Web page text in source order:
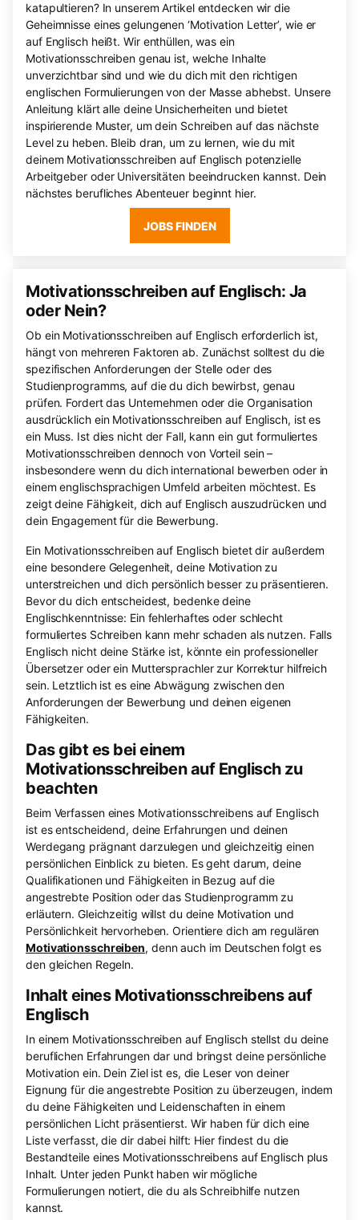
katapultieren? In unserem Artikel entdecken wir die
Geheimnisse eines gelungenen ‘Motivation Letter’, wie er
auf Englisch heißt. Wir enthüllen, was ein
Motivationsschreiben genau ist, welche Inhalte
unverzichtbar sind und wie du dich mit den richtigen
englischen Formulierungen von der Masse abhebst. Unsere
Anleitung klärt alle deine Unsicherheiten und bietet
inspirierende Muster, um dein Schreiben auf das nächste
Level zu heben. Bleib dran, um zu lernen, wie du mit
deinem Motivationsschreiben auf Englisch potenzielle
Arbeitgeber oder Universitäten beeindrucken kannst. Dein
nächstes berufliches Abenteuer beginnt hier.
JOBS FINDEN
Motivationsschreiben auf Englisch: Ja
oder Nein?
Ob ein Motivationsschreiben auf Englisch erforderlich ist,
hängt von mehreren Faktoren ab. Zunächst solltest du die
spezifischen Anforderungen der Stelle oder des
Studienprogramms, auf die du dich bewirbst, genau
prüfen. Fordert das Unternehmen oder die Organisation
ausdrücklich ein Motivationsschreiben auf Englisch, ist es
ein Muss. Ist dies nicht der Fall, kann ein gut formuliertes
Motivationsschreiben dennoch von Vorteil sein –
insbesondere wenn du dich international bewerben oder in
einem englischsprachigen Umfeld arbeiten möchtest. Es
zeigt deine Fähigkeit, dich auf Englisch auszudrücken und
dein Engagement für die Bewerbung.
Ein Motivationsschreiben auf Englisch bietet dir außerdem
eine besondere Gelegenheit, deine Motivation zu
unterstreichen und dich persönlich besser zu präsentieren.
Bevor du dich entscheidest, bedenke deine
Englischkenntnisse: Ein fehlerhaftes oder schlecht
formuliertes Schreiben kann mehr schaden als nutzen. Falls
Englisch nicht deine Stärke ist, könnte ein professioneller
Übersetzer oder ein Muttersprachler zur Korrektur hilfreich
sein. Letztlich ist es eine Abwägung zwischen den
Anforderungen der Bewerbung und deinen eigenen
Fähigkeiten.
Das gibt es bei einem
Motivationsschreiben auf Englisch zu
beachten
Beim Verfassen eines Motivationsschreibens auf Englisch
ist es entscheidend, deine Erfahrungen und deinen
Werdegang prägnant darzulegen und gleichzeitig einen
persönlichen Einblick zu bieten. Es geht darum, deine
Qualifikationen und Fähigkeiten in Bezug auf die
angestrebte Position oder das Studienprogramm zu
erläutern. Gleichzeitig willst du deine Motivation und
Persönlichkeit hervorheben. Orientiere dich am regulären
Motivationsschreiben, denn auch im Deutschen folgt es
den gleichen Regeln.
Inhalt eines Motivationsschreibens auf
Englisch
In einem Motivationsschreiben auf Englisch stellst du deine
beruflichen Erfahrungen dar und bringst deine persönliche
Motivation ein. Dein Ziel ist es, die Leser von deiner
Eignung für die angestrebte Position zu überzeugen, indem
du deine Fähigkeiten und Leidenschaften in einem
persönlichen Licht präsentierst. Wir haben für dich eine
Liste verfasst, die dir dabei hilft: Hier findest du die
Bestandteile eines Motivationsschreibens auf Englisch plus
Inhalt. Unter jeden Punkt haben wir mögliche
Formulierungen notiert, die du als Schreibhilfe nutzen
kannst.